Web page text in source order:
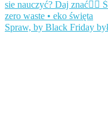
Spraw, by Black Friday